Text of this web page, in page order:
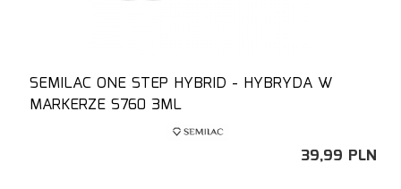
SEMILAC ONE STEP HYBRID - HYBRYDA W
MARKERZE S760 3ML
39,99 PLN